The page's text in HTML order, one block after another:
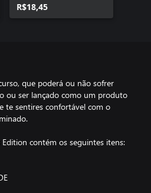
R$18,45
que poderá ou não sofrer
ou ser lançado como um produto
te sentires confortável com o
Edition contém os seguintes itens: